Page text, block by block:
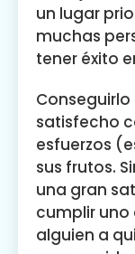
un lugar
muchas
tener éxito
satisfecho
esfuerzos
sus frutos.
una gran
cumplir uno
alguien a